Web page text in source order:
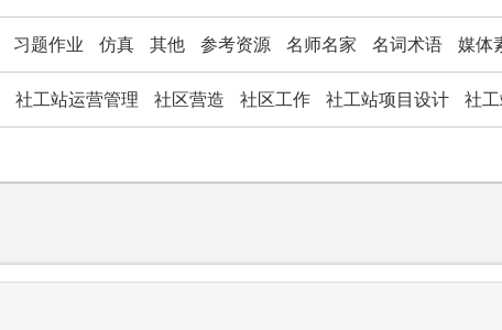
习题作业 仿真 其他 参考资源 名师名家 名词术语 媒体
社工站运营管理 社区营造 社区工作 社工站项目设计 社